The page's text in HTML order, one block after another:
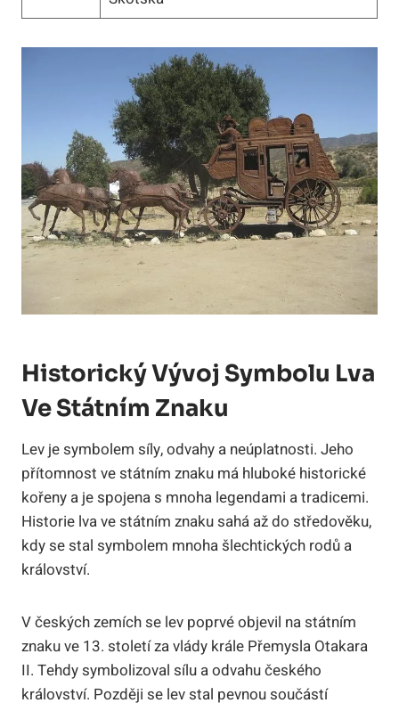
Historický Vývoj Symbolu Lva
Ve Státním Znaku
Lev je symbolem síly, odvahy a neúplatnosti. Jeho
přítomnost ve státním znaku má hluboké historické
kořeny a je spojena s mnoha legendami a tradicemi.
Historie lva ve státním znaku sahá až do středověku,
kdy se stal symbolem mnoha šlechtických rodů a
království.
V českých zemích se lev poprvé objevil na státním
znaku ve 13. století za vlády krále Přemysla Otakara
II. Tehdy symbolizoval sílu a odvahu českého
království. Později se lev stal pevnou součástí